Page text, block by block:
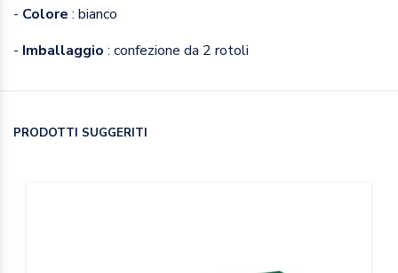
- Colore : bianco
- Imballaggio : confezione da 2 rotoli
PRODOTTI SUGGERITI